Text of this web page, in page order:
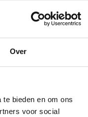
Over
bieden en om ons
voor social
een grote financiële
Het grootste